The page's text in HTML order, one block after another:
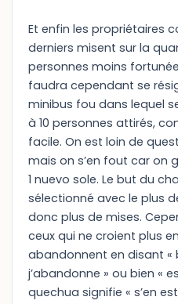
Et enfin les propriétaires
derniers misent sur la
personnes moins
faudra cependant se
minibus fou dans lequel
à 10 personnes attirés,
facile. On est loin de
mais on s’en fout car on
1 nuevo sole. Le but du
sélectionné avec le plus
donc plus de mises.
ceux qui ne croient plus
abandonnent en disant «
j’abandonne » ou bien «
quechua signifie « s’en